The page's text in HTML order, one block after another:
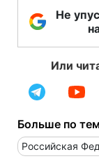
Не
Или
Больше по
Российская